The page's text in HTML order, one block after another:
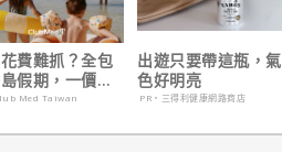
費難抓？全包
假期，一價搞
玩樂，省錢更
Med Taiwan
出遊只要帶這瓶，氣
色好明亮
PR・三得利健康網路商店